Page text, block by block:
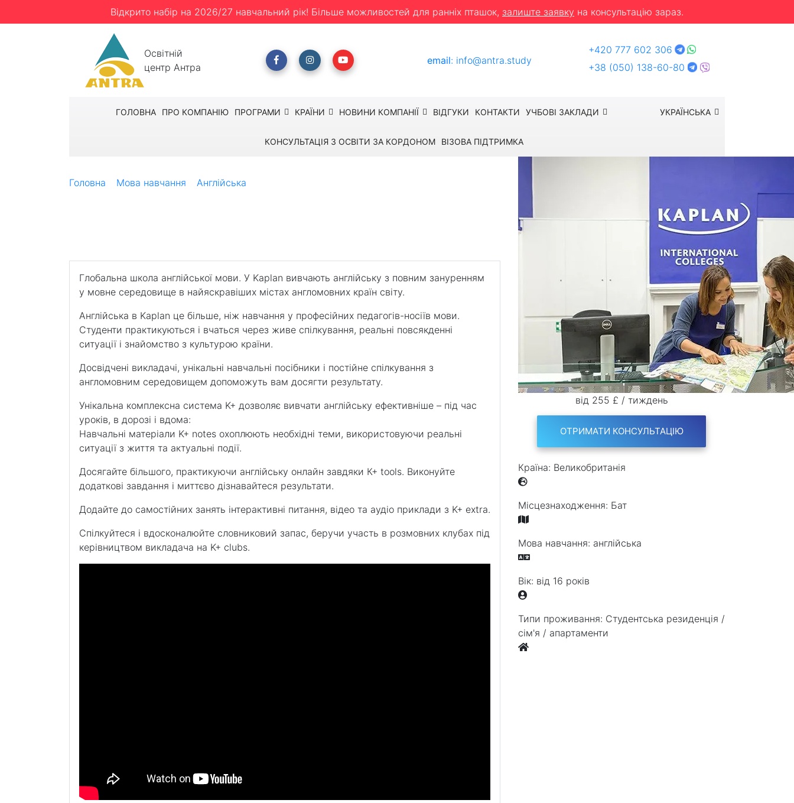
Відкрито набір на 2026/27 навчальний рік! Більше можливостей для ранніх пташок, залиште заявку на консультацію зараз.
Освітній
центр Антра
email: info@antra.study
+420 777 602 306
+38 (050) 138-60-80
ГОЛОВНА ПРО КОМПАНІЮ ПРОГРАМИ УКРАЇНСЬКА
КРАЇНИ НОВИНИ КОМПАНІЇ ВІДГУКИ КОНТАКТИ УЧБОВІ ЗАКЛАДИ
КОНСУЛЬТАЦІЯ З ОСВІТИ ЗА КОРДОНОМ ВІЗОВА ПІДТРИМКА
Головна Мова навчання Англійська
Глобальна школа англійської мови. У Kaplan вивчають англійську з повним зануренням
у мовне середовище в найяскравіших містах англомовних країн світу.
Англійська в Kaplan це більше, ніж навчання у професійних педагогів-носіїв мови.
Студенти практикуються і вчаться через живе спілкування, реальні повсякденні
ситуації і знайомство з культурою країни.
Досвідчені викладачі, унікальні навчальні посібники і постійне спілкування з
англомовним середовищем допоможуть вам досягти результату.
Унікальна комплексна система K+ дозволяє вивчати англійську ефективніше – під час
уроків, в дорозі і вдома:
Навчальні матеріали K+ notes охоплюють необхідні теми, використовуючи реальні
ситуації з життя та актуальні події.
Досягайте більшого, практикуючи англійську онлайн завдяки К+ tools. Виконуйте
додаткові завдання і миттєво дізнавайтеся результати.
Додайте до самостійних занять інтерактивні питання, відео та аудіо приклади з K+ extra.
Спілкуйтеся і вдосконалюйте словниковий запас, беручи участь в розмовних клубах під
керівництвом викладача на K+ clubs.
від 255 £ / тиждень
ОТРИМАТИ КОНСУЛЬТАЦІЮ
Країна: Великобританія
Місцезнаходження: Бат
Мова навчання: англійська
Вік: від 16 років
Типи проживання: Студентська резиденція /
сім'я / апартаменти